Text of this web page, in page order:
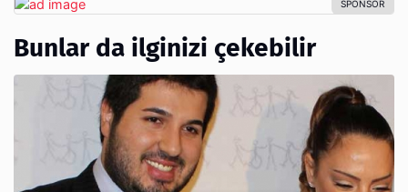
Bunlar da ilginizi çekebilir